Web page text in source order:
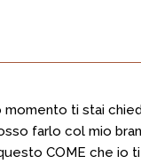
ti stai
farlo col mio
COME che io